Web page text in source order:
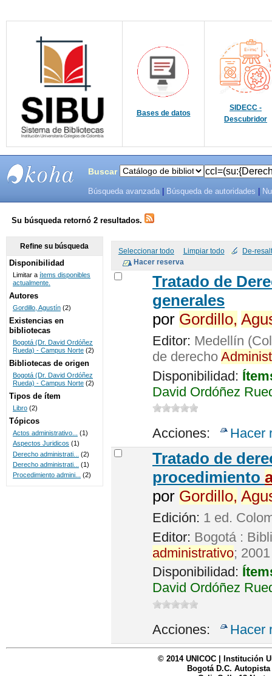
Bases de datos
SIDECC -
Descubridor
SISTEMAS
DE
BIBLIOTECAS
UNICOC
Buscar
Búsqueda avanzada Búsqueda de autoridades
Su búsqueda retornó 2 resultados.
Seleccionar todo Limpiar todo De-
Tratado de
generales
por Gordillo,
Editor: Medellín
de derecho
Disponibilidad:
David Ordóñez
Acciones: Hacer
Tratado de
procedimiento
por Gordillo,
Edición: 1 ed.
Editor: Bogotá :
administrativo; 2001
Disponibilidad:
David Ordóñez
Acciones: Hacer
Refine su búsqueda
Disponibilidad
Limitar a ítems disponibles
actualmente.
Autores
Gordillo, Agustín (2)
Existencias en
bibliotecas
Bogotá (Dr. David Ordóñez
Rueda) - Campus Norte (2)
Bibliotecas de origen
Bogotá (Dr. David Ordóñez
Rueda) - Campus Norte (2)
Tipos de ítem
Libro (2)
Tópicos
Actos administrativo...
(1)
Aspectos Juridicos (1)
Derecho administrati...
(2)
Derecho administrati...
(1)
Procedimiento admini...
(2)
© 2014 UNICOC | Institución
Bogotá D.C. Autopista